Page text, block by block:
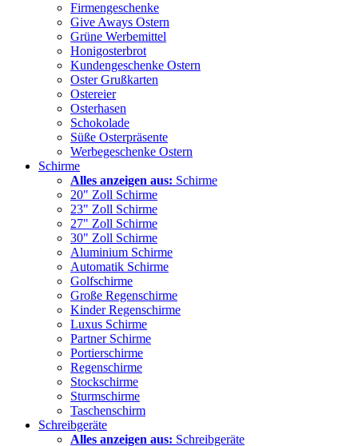
Firmengeschenke
Give Aways Ostern
Grüne Werbemittel
Honigosterbrot
Kundengeschenke Ostern
Oster Grußkarten
Ostereier
Osterhasen
Schokolade
Süße Osterpräsente
Werbegeschenke Ostern
Schirme
Alles anzeigen aus: Schirme
20" Zoll Schirme
23" Zoll Schirme
27" Zoll Schirme
30" Zoll Schirme
Aluminium Schirme
Automatik Schirme
Golfschirme
Große Regenschirme
Kinder Regenschirme
Luxus Schirme
Partner Schirme
Portierschirme
Regenschirme
Stockschirme
Sturmschirme
Taschenschirm
Schreibgeräte
Alles anzeigen aus: Schreibgeräte